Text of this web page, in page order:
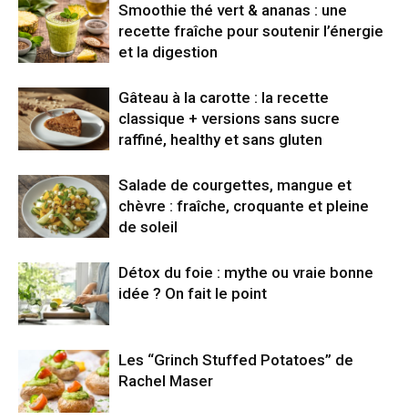
Smoothie thé vert & ananas : une
recette fraîche pour soutenir l’énergie
et la digestion
Gâteau à la carotte : la recette
classique + versions sans sucre
raffiné, healthy et sans gluten
Salade de courgettes, mangue et
chèvre : fraîche, croquante et pleine
de soleil
Détox du foie : mythe ou vraie bonne
idée ? On fait le point
Les “Grinch Stuffed Potatoes” de
Rachel Maser